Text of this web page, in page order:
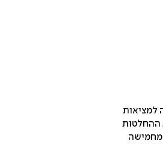
למציאות
ההחלטות
מחמישה